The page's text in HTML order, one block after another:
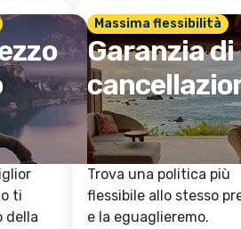
ti
della
Massima flessibilità
Garanzia di
Trova una politica più
flessibile allo stesso
e la eguaglieremo.